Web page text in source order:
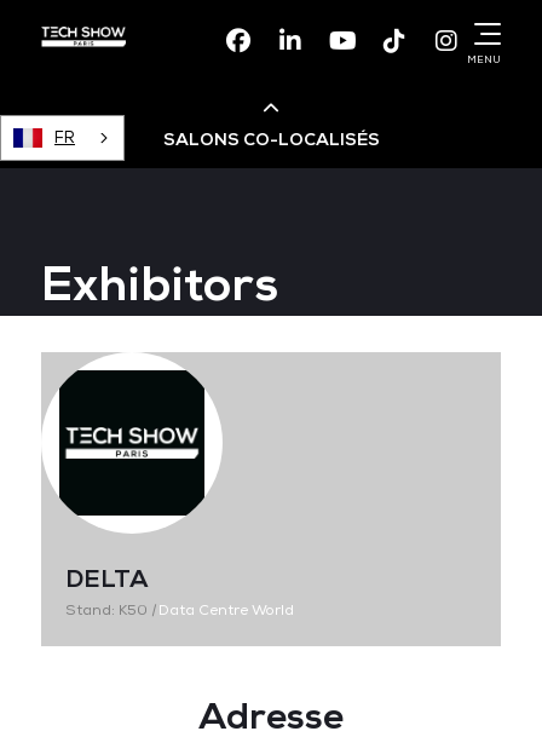
FacebookLinkedinYoutubeTikTok
MENU
FR SALONS CO-LOCALISÉS
Devops Live
Cloud & Cyber Security
Data & AI Leaders Summit
Data Centre World
Exhibitors
DELTA
Stand: K50 |Data Centre World
Adresse